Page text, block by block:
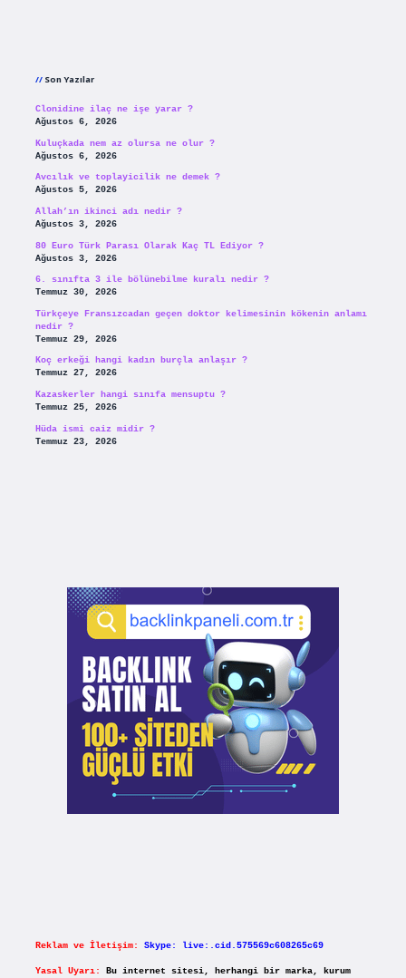
Son Yazılar
Clonidine ilaç ne işe yarar ?
Ağustos 6, 2026
Kuluçkada nem az olursa ne olur ?
Ağustos 6, 2026
Avcılık ve toplayicilik ne demek ?
Ağustos 5, 2026
Allah’ın ikinci adı nedir ?
Ağustos 3, 2026
80 Euro Türk Parası Olarak Kaç TL Ediyor ?
Ağustos 3, 2026
6. sınıfta 3 ile bölünebilme kuralı nedir ?
Temmuz 30, 2026
Türkçeye Fransızcadan geçen doktor kelimesinin kökenin anlamı
nedir ?
Temmuz 29, 2026
Koç erkeği hangi kadın burçla anlaşır ?
Temmuz 27, 2026
Kazaskerler hangi sınıfa mensuptu ?
Temmuz 25, 2026
Hüda ismi caiz midir ?
Temmuz 23, 2026
Reklam ve İletişim: Skype: live:.cid.575569c608265c69
Yasal Uyarı:
Bu internet sitesi, herhangi bir marka, kurum